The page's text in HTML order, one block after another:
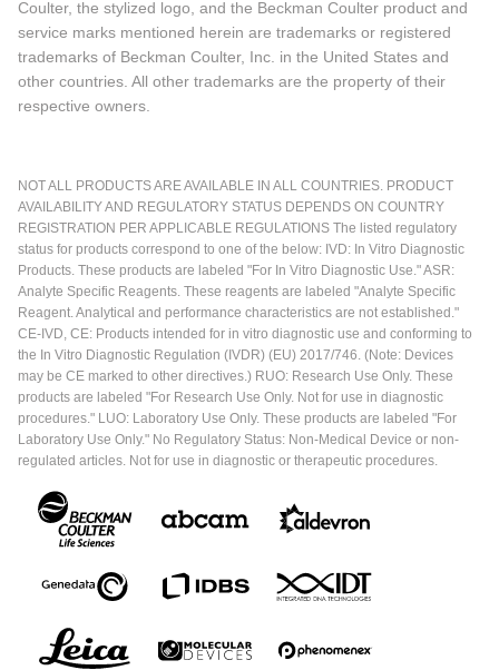
Coulter, the stylized logo, and the Beckman Coulter product and
service marks mentioned herein are trademarks or registered
trademarks of Beckman Coulter, Inc. in the United States and
other countries. All other trademarks are the property of their
respective owners.
NOT ALL PRODUCTS ARE AVAILABLE IN ALL COUNTRIES. PRODUCT
AVAILABILITY AND REGULATORY STATUS DEPENDS ON COUNTRY
REGISTRATION PER APPLICABLE REGULATIONS The listed regulatory
status for products correspond to one of the below: IVD: In Vitro Diagnostic
Products. These products are labeled "For In Vitro Diagnostic Use." ASR:
Analyte Specific Reagents. These reagents are labeled "Analyte Specific
Reagent. Analytical and performance characteristics are not established."
CE-IVD, CE: Products intended for in vitro diagnostic use and conforming to
the In Vitro Diagnostic Regulation (IVDR) (EU) 2017/746. (Note: Devices
may be CE marked to other directives.) RUO: Research Use Only. These
products are labeled "For Research Use Only. Not for use in diagnostic
procedures." LUO: Laboratory Use Only. These products are labeled "For
Laboratory Use Only." No Regulatory Status: Non-Medical Device or non-
regulated articles. Not for use in diagnostic or therapeutic procedures.